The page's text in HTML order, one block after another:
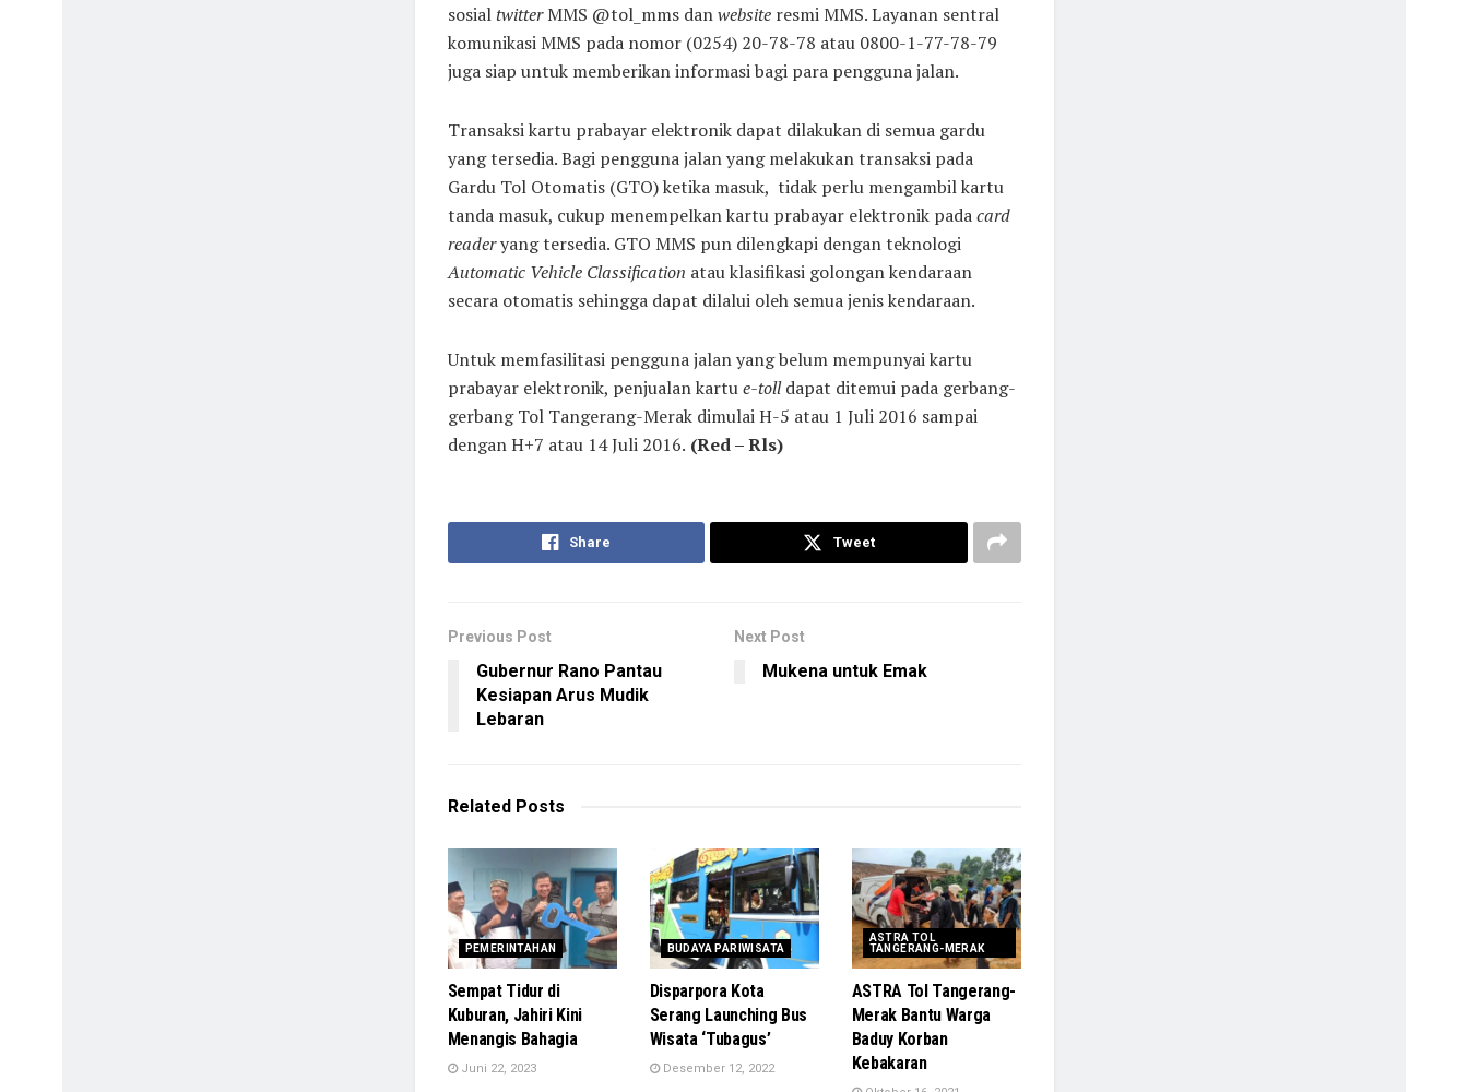
sosial twitterMMS @tol_mms danwebsiteresmi MMS. Layanan sentral
komunikasi MMS pada nomor (0254) 20-78-78 atau 0800-1-77-78-79
juga siap untuk memberikan informasi bagi para pengguna jalan.
Transaksi kartu prabayar elektronik dapat dilakukan di semua gardu
yang tersedia. Bagi pengguna jalan yang melakukan transaksi pada
Gardu Tol Otomatis (GTO) ketika masuk, tidak perlu mengambil kartu
tanda masuk, cukup menempelkan kartu prabayar elektronik padacard
readeryang tersedia. GTO MMS pun dilengkapi dengan teknologi
Automatic Vehicle Classification atau klasifikasi golongan kendaraan
secara otomatis sehingga dapat dilalui oleh semua jenis kendaraan.
Untuk memfasilitasi pengguna jalan yang belum mempunyai kartu
prabayar elektronik, penjualan kartue-tolldapat ditemui pada gerbang-
gerbang Tol Tangerang-Merak dimulai H-5 atau 1 Juli 2016 sampai
dengan H+7 atau 14 Juli 2016. (Red – Rls)
Share Tweet
Previous Post
Gubernur Rano Pantau
Kesiapan Arus Mudik
Lebaran
Next Post
Mukena untuk Emak
RelatedPosts
PEMERINTAHAN
Sempat Tidur di
Kuburan, Jahiri Kini
Menangis Bahagia
Juni 22, 2023
BUDAYA PARIWISATA
Disparpora Kota
Serang Launching Bus
Wisata ‘Tubagus’
Desember 12, 2022
ASTRA TOL
TANGERANG-MERAK
ASTRA Tol Tangerang-
Merak Bantu Warga
Baduy Korban
Kebakaran